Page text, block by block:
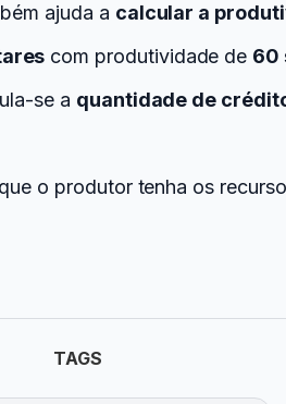
ajuda a calcular a
com produtividade de 60
se a quantidade de
o produtor tenha os
TAGS